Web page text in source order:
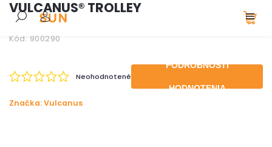
VULCANUS® TROLLEY
Kód: 900290
Neohodnotené
PODROBNOSTI
HODNOTENIA
Značka:Vulcanus